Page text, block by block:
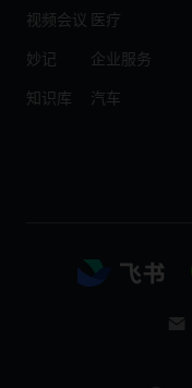
视频会议
妙记
知识库
医疗
企业服务
汽车